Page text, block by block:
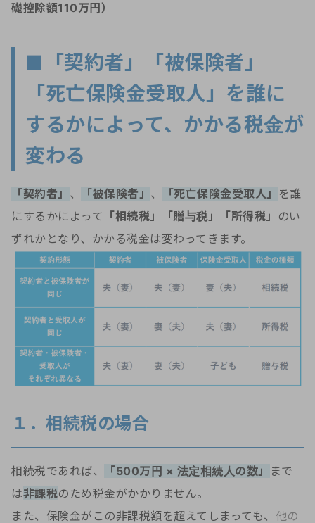
礎控除額110万円）
■「契約者」「被保険者」
「死亡保険金受取人」を誰に
するかによって、かかる税金が
変わる
「契約者」 、 「被保険者」 、 「死亡保険金受取人」
を誰
にするかによって 「相続税」「贈与税」「所得税」
のい
ずれかとなり、かかる税金は変わってきます。
１．相続税の場合
相続税であれば、 「500万円 × 法定相続人の数」
まで
は非課税のため税金がかかりません。
また、保険金がこの非課税額を超えてしまっても、 他の